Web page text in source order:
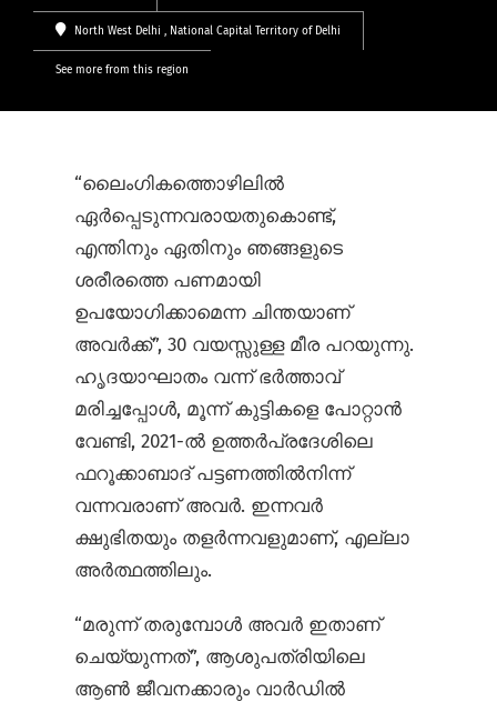
North West Delhi , National Capital Territory of Delhi
See more from this region
“ലൈംഗികത്തൊഴിലിൽ
ഏർപ്പെടുന്നവരായതുകൊണ്ട്,
എന്തിനും ഏതിനും ഞങ്ങളുടെ
ശരീരത്തെ പണമായി
ഉപയോഗിക്കാമെന്ന ചിന്തയാണ്
അവർക്ക്”, 30 വയസ്സുള്ള മീര പറയുന്നു.
ഹൃദയാഘാതം വന്ന് ഭർത്താവ്
മരിച്ചപ്പോൾ, മൂന്ന് കുട്ടികളെ പോറ്റാൻ
വേണ്ടി, 2021-ൽ ഉത്തർപ്രദേശിലെ
ഫറൂക്കാബാദ് പട്ടണത്തിൽനിന്ന്
വന്നവരാണ് അവർ. ഇന്നവർ
ക്ഷുഭിതയും തളർന്നവളുമാണ്, എല്ലാ
അർത്ഥത്തിലും.
“മരുന്ന് തരുമ്പോൾ അവർ ഇതാണ്
ചെയ്യുന്നത്”, ആശുപത്രിയിലെ
ആൺ ജീവനക്കാരും വാർഡിൽ